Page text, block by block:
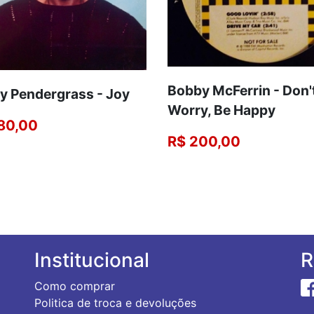
Pendergrass - Joy
Bobby McFerrin -
Worry, Be Happy
R$ 200,00
Institucional
Como comprar
Politica de troca e devoluções